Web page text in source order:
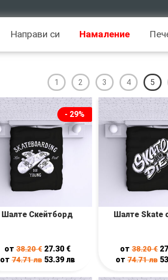
Направи си Намаление
1 2 3 4 5
- 29%
Шалте Скейтборд
от38.20€ 27.30 €
от74.71лв 53.39 лв
Шалте Skate
от38.20€
от74.71лв